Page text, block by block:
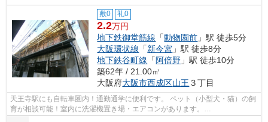
敷0 礼0
2.2万円
地下鉄御堂筋線 「動物園前 」駅 徒歩5分
大阪環状線 「新今宮 」駅 徒歩8分
地下鉄谷町線 「 阿倍野 」駅 徒歩10分
築62年 / 21.00㎡
大阪府大阪市西成区山王 ３丁目
天王寺駅にも自転車圏内！通勤通学に便利です。 ペット（小型犬・猫）の飼
育が相談可能！室内に洗濯機置き場・エアコンがあります。